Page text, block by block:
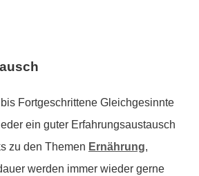
Fortgeschrittene Gleichgesinnte
ein guter Erfahrungsaustausch
zu den Themen Ernährung,
werden immer wieder gerne